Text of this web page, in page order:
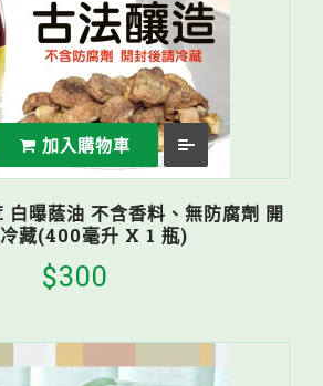
加入購物車
白曝蔭油 不含香料、無防腐劑 開
藏(400毫升 X 1 瓶)
$300